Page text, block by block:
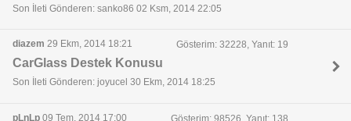
Son İleti Gönderen: sanko86 02 Ksm, 2014 22:05
diazem 29 Ekm, 2014 18:21 Gösterim: 32228, Yanıt: 19
CarGlass Destek Konusu
Son İleti Gönderen: joyucel 30 Ekm, 2014 18:25
pLnLp 09 Tem, 2014 17:00 Gösterim: 98526, Yanıt: 138